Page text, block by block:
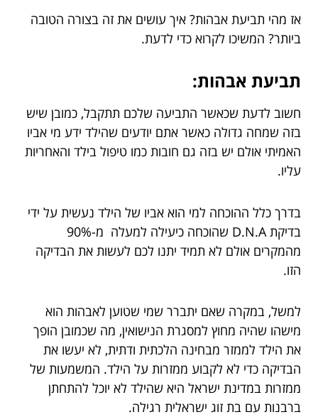
אז מהי תביעת אבהות? איך עושים את זה בצורה הטובה
ביותר? המשיכו לקרוא כדי לדעת.
תביעת אבהות:
חשוב לדעת שכאשר התביעה שלכם תתקבל, כמובן שיש
בזה שמחה גדולה כאשר אתם יודעים שהילד ידע מי אביו
האמיתי אולם יש בזה גם חובות כמו טיפול בילד והאחריות
עליו.
בדרך כלל ההוכחה למי הוא אביו של הילד נעשית על ידי
בדיקת D.N.A שהוכחה כיעילה למעלה מ-90%
מהמקרים אולם לא תמיד יתנו לכם לעשות את הבדיקה
הזו.
למשל, במקרה שאם יתברר שמי שטוען לאבהות הוא
מישהו שהיה מחוץ למסגרת הנישואין, מה שכמובן הופך
את הילד לממזר מבחינה הלכתית ודתית, לא יעשו את
הבדיקה כדי לא לקבוע ממזרות על הילד. המשמעות של
ממזרות במדינת ישראל היא שהילד לא יוכל להתחתן
ברבנות עם בת זוג ישראלית רגילה.